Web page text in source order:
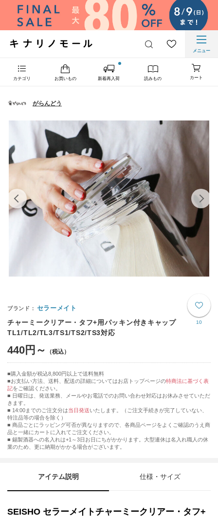
メニュー
カテゴリ お買いもの 新着再入荷 読みもの カート
がらんどう
10
セラーメイト
チャーミークリアー・タフ+用パッキン付きキャップ
TL1/TL2/TL3/TS1/TS2/TS3対応
440円～
購入金額が税込8,800円以上で送料無料
お支払い方法、送料、配送の詳細についてはお店トップページの特商法に基づく表
記をご確認ください。
■ 日曜日は、発送業務、メールやお電話でのお問い合わせ対応はお休みさせていただ
きます。
■ 14:00までのご注文分は当日発送いたします。（ご注文手続きが完了していない、
特注品等の場合を除く）
■ 商品ごとにラッピング可否が異なりますので、各商品ページをよくご確認のうえ商
品と一緒にカートに入れてご注文ください。
■ 錫製酒器への名入れは+1～3日お日にちがかかります。大型連休は名入れ職人の休
業のため、更に納期がかかる場合がございます。
アイテム説明 仕様・サイズ
SEISHO セラーメイトチャーミークリアー・タフ+